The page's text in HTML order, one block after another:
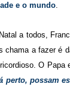
e o mundo.
a todos,
chama a fazer é
O Papa
perto, possam